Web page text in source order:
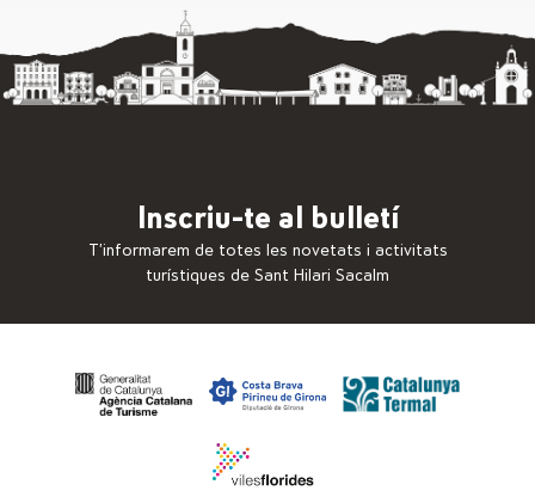
Inscriu-te al bulletí
T’informarem de totes les novetats i activitats
turístiques de Sant Hilari Sacalm